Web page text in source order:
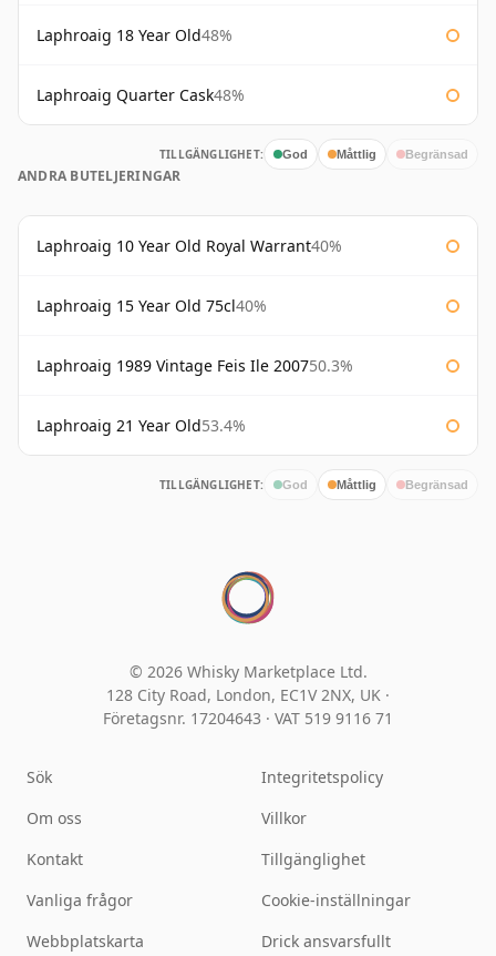
Laphroaig 18 Year Old48%
Laphroaig Quarter Cask48%
TILLGÄNGLIGHET: God Måttlig Begränsad
ANDRA BUTELJERINGAR
Laphroaig 10 Year Old Royal Warrant40%
Laphroaig 15 Year Old 75cl40%
Laphroaig 1989 Vintage Feis Ile 200750.3%
Laphroaig 21 Year Old53.4%
TILLGÄNGLIGHET: God Måttlig Begränsad
© 2026 Whisky Marketplace Ltd.
128 City Road, London, EC1V 2NX, UK ·
Företagsnr. 17204643 · VAT 519 9116 71
Sök
Om oss
Kontakt
Vanliga frågor
Webbplatskarta
Integritetspolicy
Villkor
Tillgänglighet
Cookie-inställningar
Drick ansvarsfullt